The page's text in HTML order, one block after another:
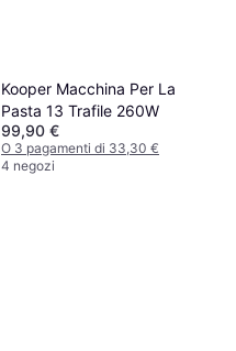
Kooper Macchina Per La
Pasta 13 Trafile 260W
99,90 €
O 3 pagamenti di 33,30 €
4 negozi